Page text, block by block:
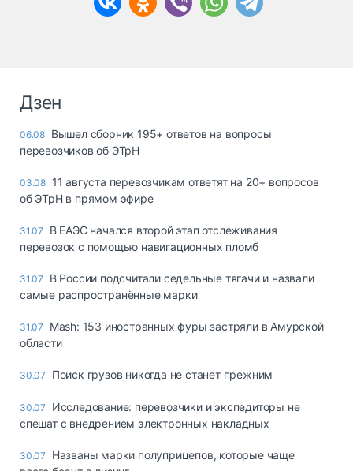
Дзен
06.08 Вышел сборник 195+ ответов на вопросы
перевозчиков об ЭТрН
03.08 11 августа перевозчикам ответят на 20+ вопросов
об ЭТрН в прямом эфире
31.07
В ЕАЭС начался второй этап отслеживания
перевозок с помощью навигационных пломб
31.07
В России подсчитали седельные тягачи и назвали
самые распространённые марки
31.07
Mash: 153 иностранных фуры застряли в Амурской
области
30.07 Поиск грузов никогда не станет прежним
30.07
Исследование: перевозчики и экспедиторы не
спешат с внедрением электронных накладных
30.07
Названы марки полуприцепов, которые чаще